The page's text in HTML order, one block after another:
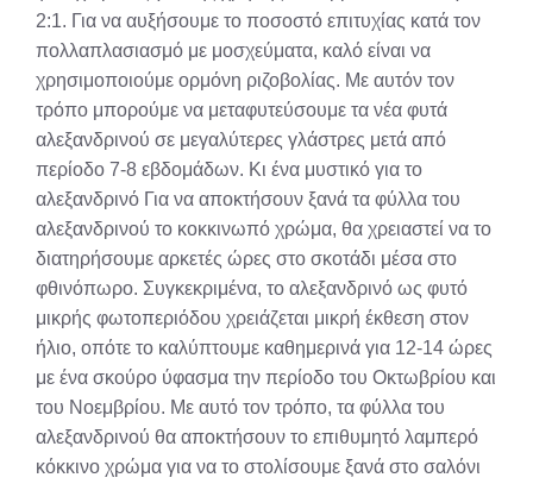
2:1. Για να αυξήσουμε το ποσοστό επιτυχίας κατά τον
πολλαπλασιασμό με μοσχεύματα, καλό είναι να
χρησιμοποιούμε ορμόνη ριζοβολίας. Με αυτόν τον
τρόπο μπορούμε να μεταφυτεύσουμε τα νέα φυτά
αλεξανδρινού σε μεγαλύτερες γλάστρες μετά από
περίοδο 7-8 εβδομάδων. Κι ένα μυστικό για το
αλεξανδρινό Για να αποκτήσουν ξανά τα φύλλα του
αλεξανδρινού το κοκκινωπό χρώμα, θα χρειαστεί να το
διατηρήσουμε αρκετές ώρες στο σκοτάδι μέσα στο
φθινόπωρο. Συγκεκριμένα, το αλεξανδρινό ως φυτό
μικρής φωτοπεριόδου χρειάζεται μικρή έκθεση στον
ήλιο, οπότε το καλύπτουμε καθημερινά για 12-14 ώρες
με ένα σκούρο ύφασμα την περίοδο του Οκτωβρίου και
του Νοεμβρίου. Με αυτό τον τρόπο, τα φύλλα του
αλεξανδρινού θα αποκτήσουν το επιθυμητό λαμπερό
κόκκινο χρώμα για να το στολίσουμε ξανά στο σαλόνι